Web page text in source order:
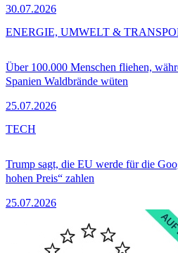
30.07.2026
Über 100.000 Menschen fliehen,
Spanien Waldbrände wüten
25.07.2026
ENERGIE, UMWELT &
Trump sagt, die EU werde für die
hohen Preis“ zahlen
25.07.2026
TECH